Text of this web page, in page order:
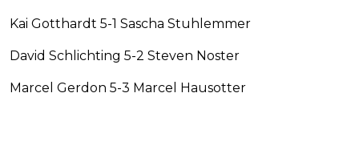
Kai Gotthardt 5-1 Sascha Stuhlemmer
David Schlichting 5-2 Steven Noster
Marcel Gerdon 5-3 Marcel Hausotter